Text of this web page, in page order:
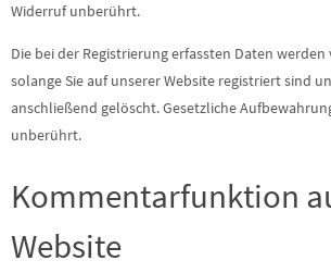
Widerruf unberührt.
Die bei der Registrierung erfassten Daten
solange Sie auf unserer Website registriert sind
anschließend gelöscht. Gesetzliche
unberührt.
Kommentarfunktion
Website